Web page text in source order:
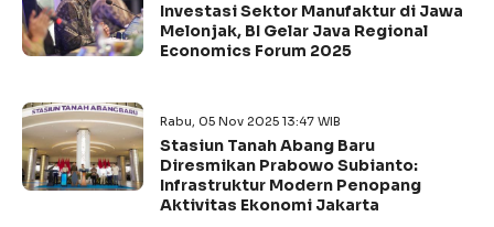
Investasi Sektor Manufaktur di Jawa
Melonjak, BI Gelar Java Regional
Economics Forum 2025
Rabu, 05 Nov 2025 13:47 WIB
Stasiun Tanah Abang Baru
Diresmikan Prabowo Subianto:
Infrastruktur Modern Penopang
Aktivitas Ekonomi Jakarta